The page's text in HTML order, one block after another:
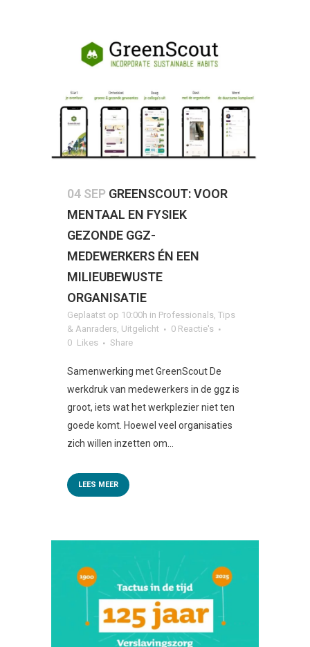
04 SEP GREENSCOUT: VOOR
MENTAAL EN FYSIEK
GEZONDE GGZ-
MEDEWERKERS ÉN EEN
MILIEUBEWUSTE
ORGANISATIE
Geplaatst op 10:00h in Professionals Tips
& Aanraders Uitgelicht
0 Reactie's
0 Likes Share
Samenwerking met GreenScout De
werkdruk van medewerkers in de ggz is
groot, iets wat het werkplezier niet ten
goede komt. Hoewel veel organisaties
zich willen inzetten om...
LEES MEER